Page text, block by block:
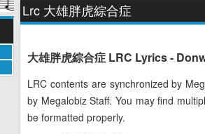
Lrc 大雄胖虎綜合症
大雄胖虎綜合症 LRC Lyrics -
LRC contents are synchronized by
by Megalobiz Staff. You may find
be formatted properly.